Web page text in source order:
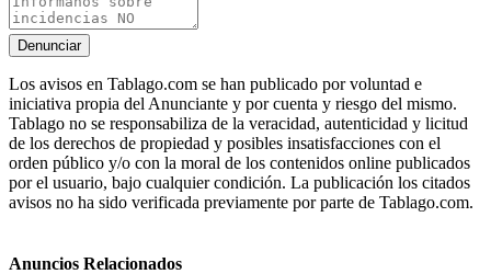
Denunciar
Los avisos en Tablago.com se han publicado por voluntad e
iniciativa propia del Anunciante y por cuenta y riesgo del mismo.
Tablago no se responsabiliza de la veracidad, autenticidad y licitud
de los derechos de propiedad y posibles insatisfacciones con el
orden público y/o con la moral de los contenidos online publicados
por el usuario, bajo cualquier condición. La publicación los citados
avisos no ha sido verificada previamente por parte de Tablago.com.
Anuncios Relacionados